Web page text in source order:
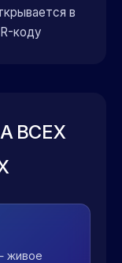
в
коду
ВСЕХ
живое